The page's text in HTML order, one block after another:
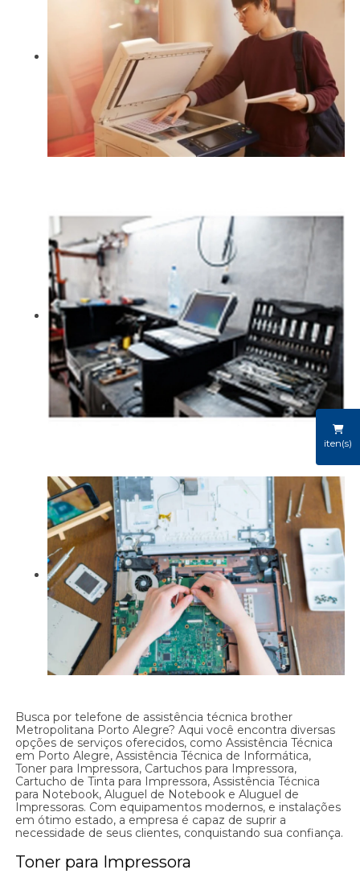
iten(s)
Busca por telefone de assistência técnica brother
Metropolitana Porto Alegre? Aqui você encontra diversas
opções de serviços oferecidos, como Assistência Técnica
em Porto Alegre, Assistência Técnica de Informática,
Toner para Impressora, Cartuchos para Impressora,
Cartucho de Tinta para Impressora, Assistência Técnica
para Notebook, Aluguel de Notebook e Aluguel de
Impressoras. Com equipamentos modernos, e instalações
em ótimo estado, a empresa é capaz de suprir a
necessidade de seus clientes, conquistando sua confiança.
Toner para Impressora